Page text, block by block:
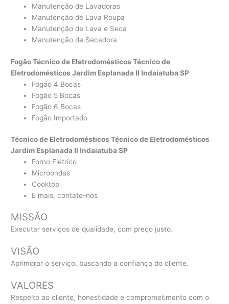
Manutenção de Lavadoras
Manutenção de Lava Roupa
Manutenção de Lava e Seca
Manutenção de Secadora
Fogão Técnico de Eletrodomésticos Técnico de
Eletrodomésticos Jardim Esplanada II Indaiatuba SP
Fogão 4 Bocas
Fogão 5 Bocas
Fogão 6 Bocas
Fogão Importado
Técnico de Eletrodomésticos Técnico de Eletrodomésticos
Jardim Esplanada II Indaiatuba SP
Forno Elétrico
Microondas
Cooktop
E mais, contate-nos
MISSÃO
Executar serviços de qualidade, com preço justo.
VISÃO
Aprimorar o serviço, buscando a confiança do cliente.
VALORES
Respeito ao cliente, honestidade e comprometimento com o